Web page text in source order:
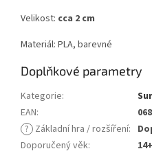
Velikost: cca 2 cm
Materiál: PLA, barevné
Doplňkové parametry
Kategorie:
EAN:
? Základní hra / rozšíření:
Doporučený věk: 14+